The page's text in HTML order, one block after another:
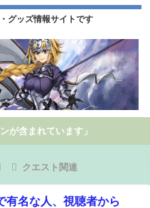
グッズ情報サイトです
が含まれています」
クエスト関連
有名な人、視聴者から